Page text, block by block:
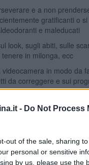
- Do Not Process
out of the sale, sharing
personal or sensitive
by us, please use the
e a non
gratificanti o
e maleducati
look, sugli abiti, sulle
in milonga, ecc
in modo da
da correggere e sui
successivo, per
rinuncia da parte
cose in Italia e nel
disegno di legge possa
nel frattempo, mi